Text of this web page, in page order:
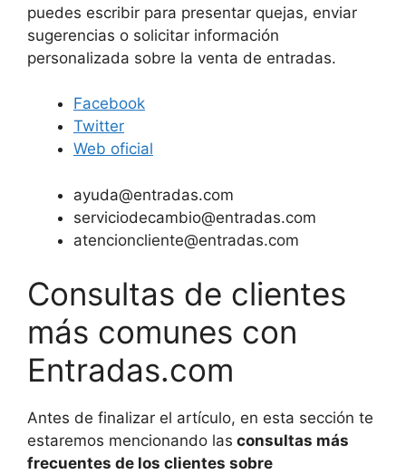
puedes escribir para presentar quejas, enviar
sugerencias o solicitar información
personalizada sobre la venta de entradas.
Facebook
Twitter
Web oficial
ayuda@entradas.com
serviciodecambio@entradas.com
atencioncliente@entradas.com
Consultas de clientes
más comunes con
Entradas.com
Antes de finalizar el artículo, en esta sección te
estaremos mencionando las consultas más
frecuentes de los clientes sobre